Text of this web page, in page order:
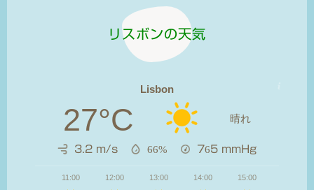
リスボンの天気
Lisbon
27°C 晴れ
3.2 m/s 66% 765 mmHg
11:00 12:00 13:00 14:00 15:00